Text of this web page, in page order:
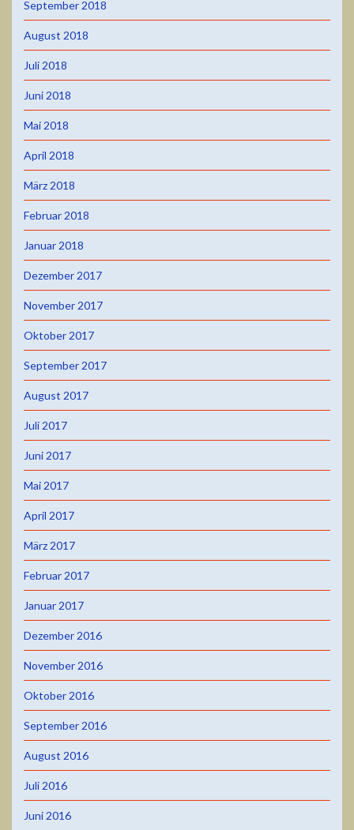
September 2018
August 2018
Juli 2018
Juni 2018
Mai 2018
April 2018
März 2018
Februar 2018
Januar 2018
Dezember 2017
November 2017
Oktober 2017
September 2017
August 2017
Juli 2017
Juni 2017
Mai 2017
April 2017
März 2017
Februar 2017
Januar 2017
Dezember 2016
November 2016
Oktober 2016
September 2016
August 2016
Juli 2016
Juni 2016